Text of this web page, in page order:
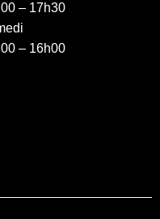
– 17h30
– 16h00